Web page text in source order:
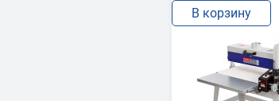
В корзину